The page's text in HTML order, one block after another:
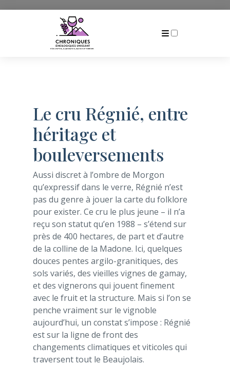
Le cru Régnié, entre
héritage et
bouleversements
Aussi discret à l’ombre de Morgon
qu’expressif dans le verre, Régnié n’est
pas du genre à jouer la carte du folklore
pour exister. Ce cru le plus jeune – il n’a
reçu son statut qu’en 1988 – s’étend sur
près de 400 hectares, de part et d’autre
de la colline de la Madone. Ici, quelques
douces pentes argilo-granitiques, des
sols variés, des vieilles vignes de gamay,
et des vignerons qui jouent finement
avec le fruit et la structure. Mais si l’on se
penche vraiment sur le vignoble
aujourd’hui, un constat s’impose : Régnié
est sur la ligne de front des
changements climatiques et viticoles qui
traversent tout le Beaujolais.